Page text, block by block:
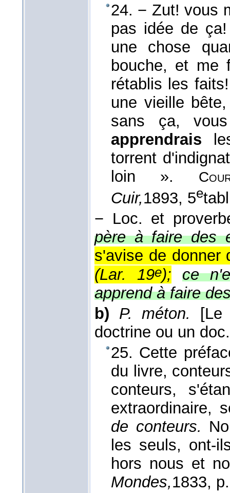
24. − Zut! vous
pas idée de
une chose
bouche, et me
rétablis les
une vieille
sans ça,
apprendrais
torrent
loin ».
Cuir,1893, 5e
− Loc. et
père à faire des
s'avise de donner
(Lar. 19e);
ce
apprend à faire
b) P. méton.
doctrine ou un
25. Cette
du livre,
conteurs,
extraordinaire,
de conteurs.
les seuls, ont-
hors nous et
Mondes,1833,